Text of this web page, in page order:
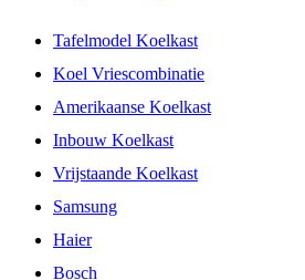
Tafelmodel Koelkast
Koel Vriescombinatie
Amerikaanse Koelkast
Inbouw Koelkast
Vrijstaande Koelkast
Samsung
Haier
Bosch